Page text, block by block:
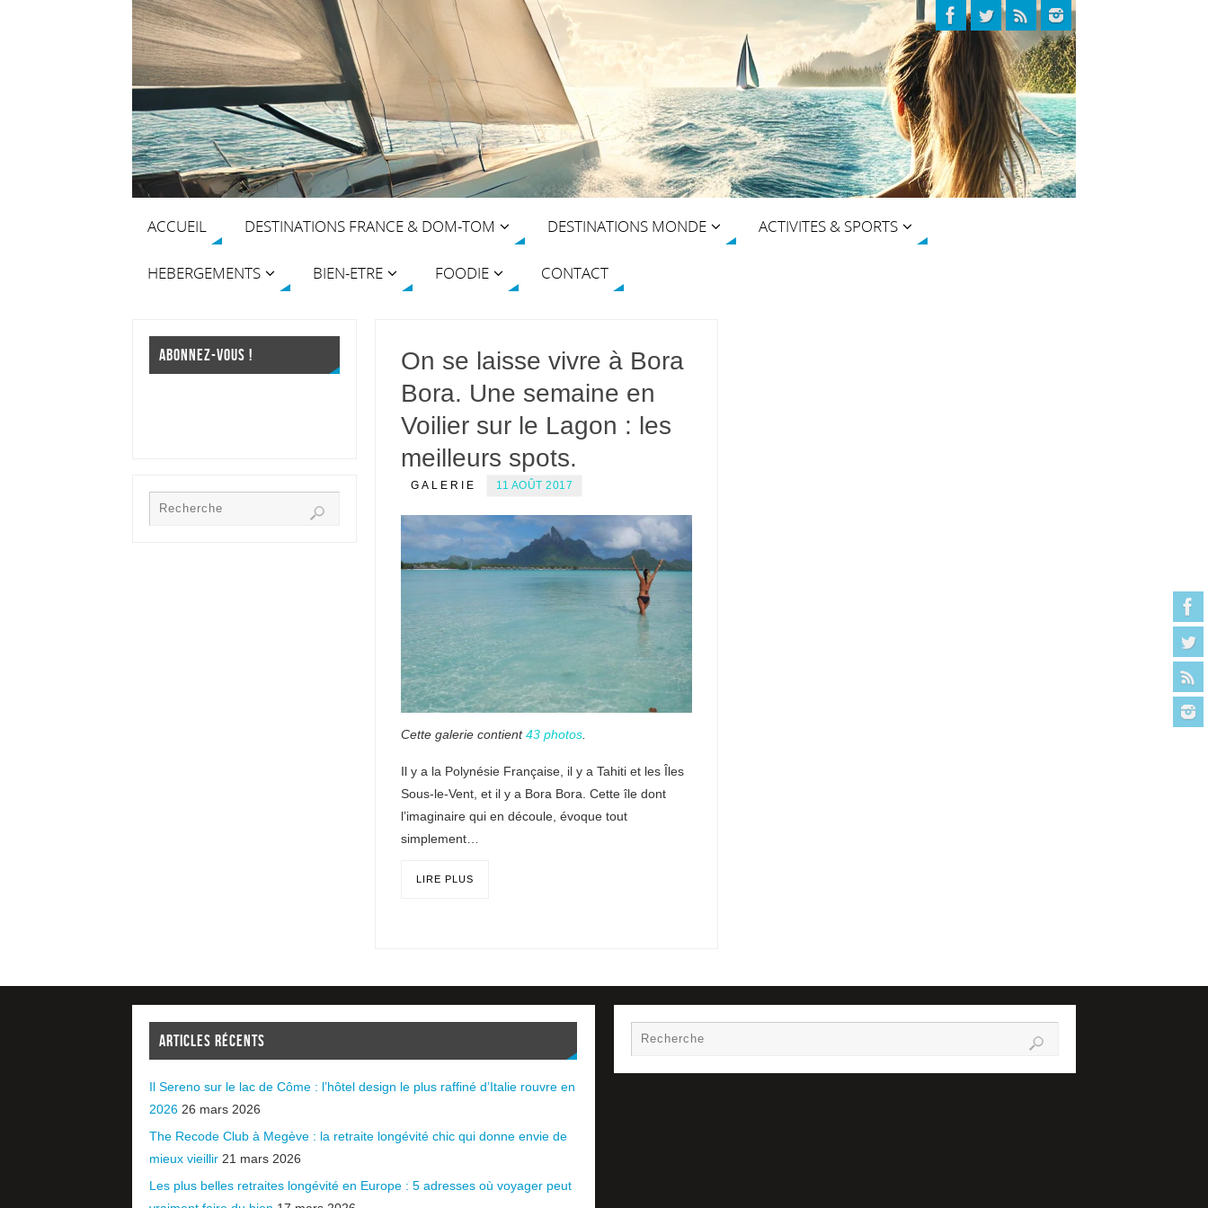
ACCUEIL DESTINATIONS FRANCE & DOM-TOM DESTINATIONS MONDE ACTIVITES & SPORTS
HEBERGEMENTS BIEN-ETRE FOODIE CONTACT
On se laisse vivre à Bora
Bora. Une semaine en
Voilier sur le Lagon : les
meilleurs spots.
GALERIE 11 AOÛT 2017
Cette galerie contient43 photos
Il y a la Polynésie Française, il y a Tahiti et les Îles
Sous-le-Vent, et il y a Bora Bora. Cette île dont
l’imaginaire qui en découle, évoque tout
simplement…
LIRE PLUS
ABONNEZ-VOUS !
ARTICLES RÉCENTS
Il Sereno sur le lac de Côme : l’hôtel design le plus raffiné d’Italie rouvre en
2026 26 mars 2026
The Recode Club à Megève : la retraite longévité chic qui donne envie de
mieux vieillir 21 mars 2026
Les plus belles retraites longévité en Europe : 5 adresses où voyager peut